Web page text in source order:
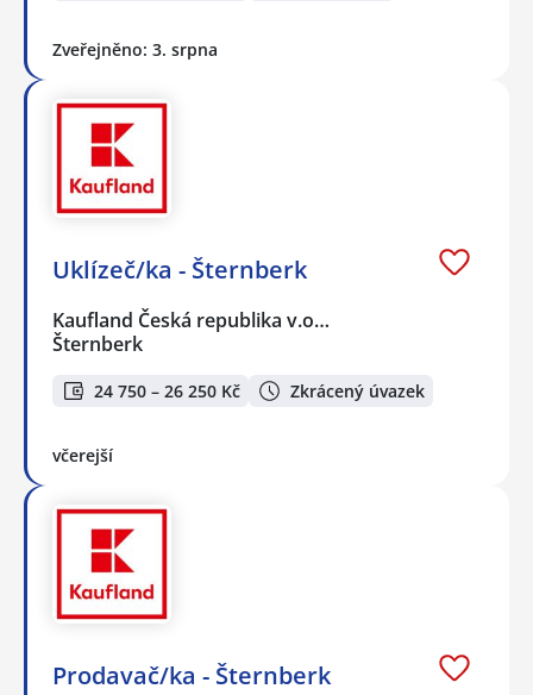
Zveřejněno: 3. srpna
Uklízeč/ka - Šternberk
Kaufland Česká republika v.o…
Šternberk
24 750 – 26 250 Kč Zkrácený úvazek
včerejší
Prodavač/ka - Šternberk